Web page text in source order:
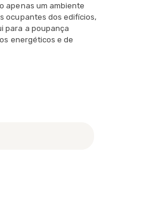
apenas um ambiente
ocupantes dos edifícios,
para a poupança
energéticos e de